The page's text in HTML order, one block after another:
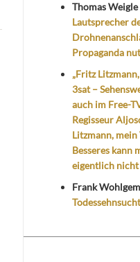
Thomas Weigle
Lautsprecher
Propaganda
„Fritz
3sat –
auch im Free-
Regisseur
Litzmann, mein
Besseres kann
eigentlich nicht
Frank